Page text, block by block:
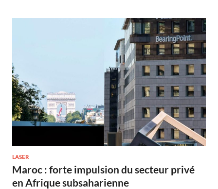
LASER
Maroc : forte impulsion du secteur privé
en Afrique subsaharienne